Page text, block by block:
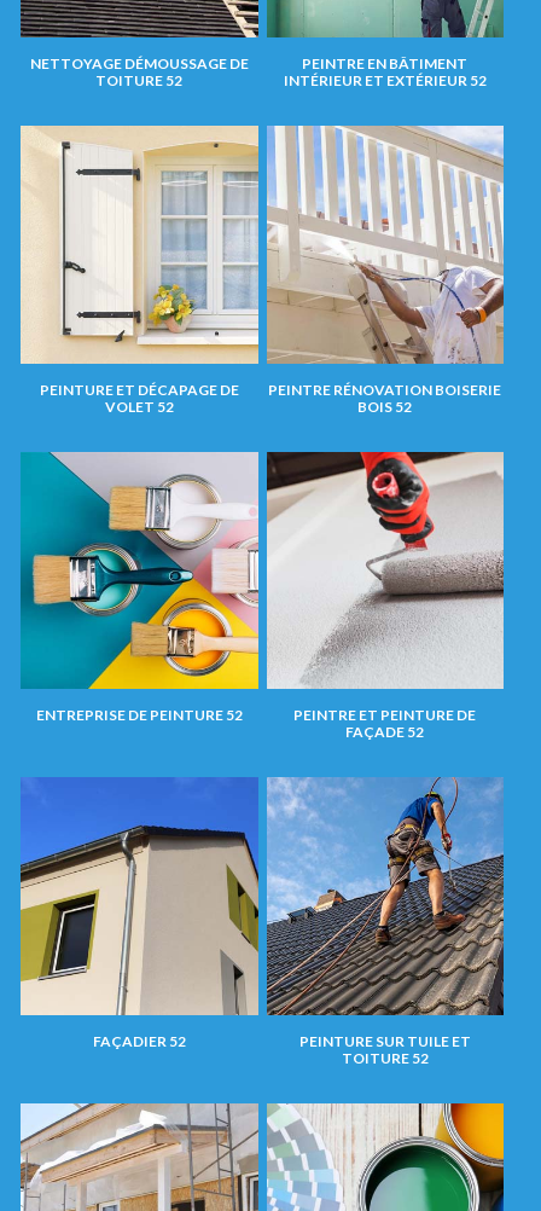
NETTOYAGE DÉMOUSSAGE DE
TOITURE 52
PEINTRE EN BÂTIMENT
INTÉRIEUR ET EXTÉRIEUR 52
PEINTURE ET DÉCAPAGE DE
VOLET 52
PEINTRE RÉNOVATION BOISERIE
BOIS 52
ENTREPRISE DE PEINTURE 52
PEINTRE ET PEINTURE DE
FAÇADE 52
FAÇADIER 52
PEINTURE SUR TUILE ET
TOITURE 52